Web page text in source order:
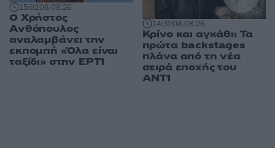
15:0208.08.26
Ο Χρήστος
Ανθόπουλος
αναλαμβάνει την
εκπομπή «Όλα είναι
ταξίδι» στην ΕΡΤ1
14:3208.08.26
Κρίνο και αγκάθι: Τα
πρώτα backstages
πλάνα από τη νέα
σειρά εποχής του
ΑΝΤ1